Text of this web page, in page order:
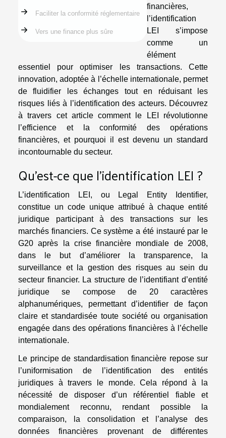
Faciliter la conformité réglementaire
Vers une finance plus sûre
financières,
l’identification
LEI s’impose
comme un
élément
essentiel pour optimiser les transactions. Cette
innovation, adoptée à l’échelle internationale, permet
de fluidifier les échanges tout en réduisant les
risques liés à l’identification des acteurs. Découvrez
à travers cet article comment le LEI révolutionne
l’efficience et la conformité des opérations
financières, et pourquoi il est devenu un standard
incontournable du secteur.
Qu’est-ce que l’identification LEI ?
L’identification LEI, ou Legal Entity Identifier,
constitue un code unique attribué à chaque entité
juridique participant à des transactions sur les
marchés financiers. Ce système a été instauré par le
G20 après la crise financière mondiale de 2008,
dans le but d’améliorer la transparence, la
surveillance et la gestion des risques au sein du
secteur financier. La structure de l’identifiant d’entité
juridique se compose de 20 caractères
alphanumériques, permettant d’identifier de façon
claire et standardisée toute société ou organisation
engagée dans des opérations financières à l’échelle
internationale.
Le principe de standardisation financière repose sur
l’uniformisation de l’identification des entités
juridiques à travers le monde. Cela répond à la
nécessité de disposer d’un référentiel fiable et
mondialement reconnu, rendant possible la
comparaison, la consolidation et l’analyse des
données financières provenant de différentes